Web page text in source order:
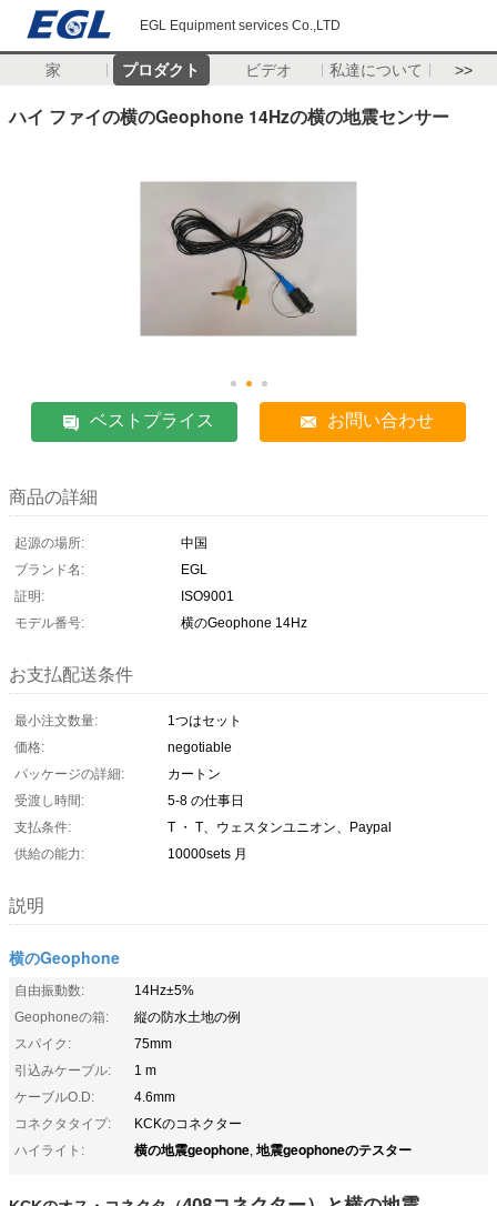
EGL Equipment services Co.,LTD
家 プロダクト ビデオ 私達について >>
ハイ ファイの横のGeophone 14Hzの横の地震センサー
ベストプライス お問い合わせ
商品の詳細
起源の場所:
中国
ブランド名:
EGL
証明:
ISO9001
モデル番号:
横のGeophone 14Hz
お支払配送条件
最小注文数量:
1つはセット
価格:
negotiable
パッケージの詳細:
カートン
受渡し時間:
5-8 の仕事日
支払条件:
T ・ T、ウェスタンユニオン、Paypal
供給の能力:
10000sets 月
説明
横のGeophone
自由振動数:
14Hz±5%
Geophoneの箱:
縦の防水土地の例
スパイク:
75mm
引込みケーブル:
1 m
ケーブルO.D:
4.6mm
コネクタタイプ:
KCKのコネクター
ハイライト:
横の地震geophone, 地震geophoneのテスター